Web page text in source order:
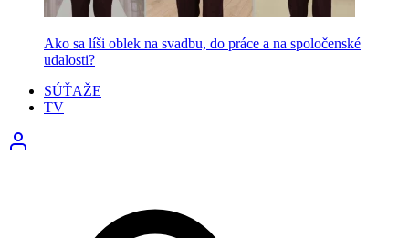
Ako sa líši oblek na svadbu, do práce a na spoločenské
udalosti?
SÚŤAŽE
TV